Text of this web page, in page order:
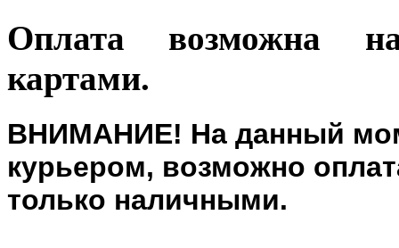
Оплата возможна
картами.
ВНИМАНИЕ! На данный
курьером, возможно
только наличными.